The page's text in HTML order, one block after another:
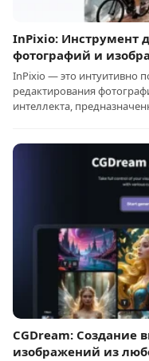
InPixio: Инструмент
фотографий и
InPixio — это интуитивно
редактирования
интеллекта,
CGDream: Создание
изображений из